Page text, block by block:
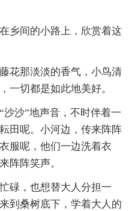
乡间的小路上，欣赏着这
花那淡淡的香气，小鸟清
一切都是如此地美好。
沙”地声音，不时伴着一
田呢。小河边，传来阵阵
服呢，他们一边洗着衣
阵阵笑声。
碌，也想替大人分担一
到桑树底下，学着大人的